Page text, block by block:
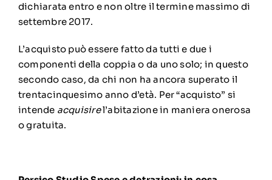
dichiarata entro e non oltre il termine massimo di
settembre 2017.
L’acquisto può essere fatto da tutti e due i
componenti della coppia o da uno solo; in questo
secondo caso, da chi non ha ancora superato il
trentacinquesimo anno d’età. Per “acquisto” si
intende acquisirel’abitazione in maniera onerosa
o gratuita.